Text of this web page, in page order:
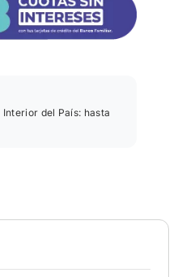
del País: hasta